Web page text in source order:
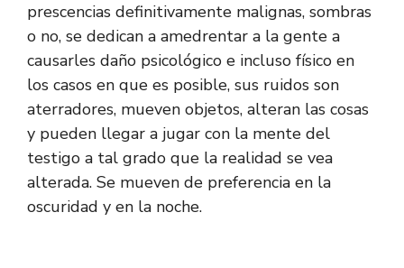
prescencias definitivamente malignas, sombras
o no, se dedican a amedrentar a la gente a
causarles daño psicológico e incluso físico en
los casos en que es posible, sus ruidos son
aterradores, mueven objetos, alteran las cosas
y pueden llegar a jugar con la mente del
testigo a tal grado que la realidad se vea
alterada. Se mueven de preferencia en la
oscuridad y en la noche.